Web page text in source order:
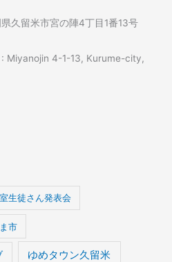
久留米市宮の陣4丁目1番13号
Miyanojin 4-1-13, Kurume-city,
生徒さん発表会
市
ゆめタウン久留米